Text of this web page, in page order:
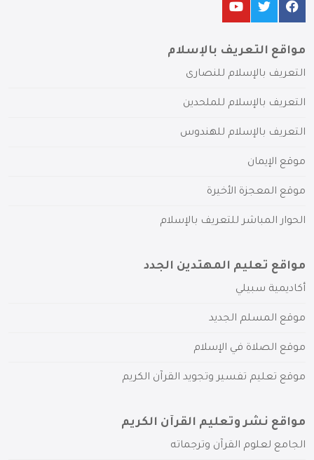
مواقع التعريف بالإسلام
التعريف بالإسلام للنصارى
التعريف بالإسلام للملحدين
التعريف بالإسلام للهندوس
موقع الإيمان
موقع المعجزة الأخيرة
الحوار المباشر للتعريف بالإسلام
مواقع تعليم المهتدين الجدد
أكاديمية سبيلي
موقع المسلم الجديد
موقع الصلاة في الإسلام
موقع تعليم تفسير وتجويد القرآن الكريم
مواقع نشر وتعليم القرآن الكريم
الجامع لعلوم القرآن وترجماته